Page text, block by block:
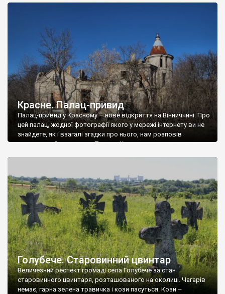
Красне. Палац-привид
Палац-привид у Красному – нове відкриття на Вінниччині. Про
цей палац, жодної фотографії якого у мережі інтернету ви не
знайдете, як і взагалі згадки про нього, нам розповів
мешканець Самгородка. Палац у Красному вразив не лише
Голубече. Старовинний цвинтар
Величезний респект громаді села Голубече за стан
старовинного цвинтаря, розташованого на околиці. Чагарів
немає, гарна зелена травичка і кози пасуться. Кози –